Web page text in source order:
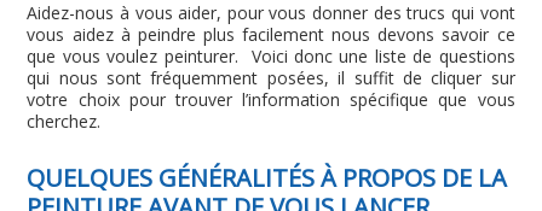
Aidez-nous à vous aider, pour vous donner des trucs qui vont
vous aidez à peindre plus facilement nous devons savoir ce
que vous voulez peinturer. Voici donc une liste de questions
qui nous sont fréquemment posées, il suffit de cliquer sur
votre choix pour trouver l’information spécifique que vous
cherchez.
QUELQUES GÉNÉRALITÉS À PROPOS DE LA